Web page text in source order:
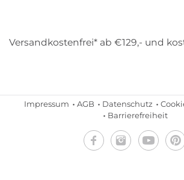
Versandkostenfrei* ab €129,- und
Impressum AGB Datenschutz
Barrierefreiheit